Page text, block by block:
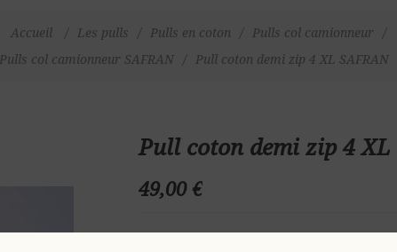
Accueil / Les pulls / Pulls en coton / Pulls col camionneur
/
Pulls col camionneur SAFRAN
/ Pull coton demi zip 4 XL SAFRAN
Pull coton demi zip 4 XL
49,00 €